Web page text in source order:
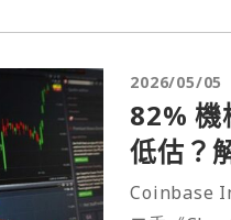
2026/05/05
82% 機
低估？
Coinbase